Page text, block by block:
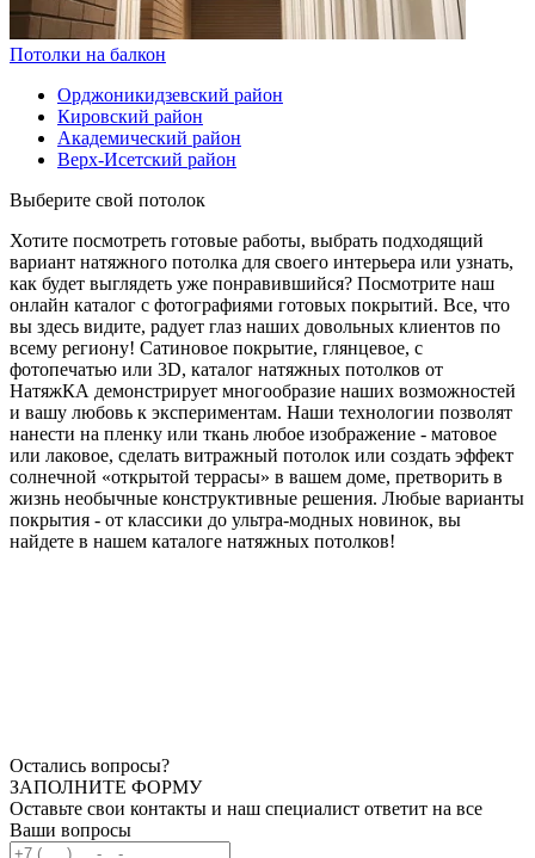
Потолки на балкон
Орджоникидзевский район
Кировский район
Академический район
Верх-Исетский район
Выберите свой потолок
Хотите посмотреть готовые работы, выбрать подходящий
вариант натяжного потолка для своего интерьера или узнать,
как будет выглядеть уже понравившийся? Посмотрите наш
онлайн каталог с фотографиями готовых покрытий. Все, что
вы здесь видите, радует глаз наших довольных клиентов по
всему региону! Сатиновое покрытие, глянцевое, с
фотопечатью или 3D, каталог натяжных потолков от
НатяжКА демонстрирует многообразие наших возможностей
и вашу любовь к экспериментам. Наши технологии позволят
нанести на пленку или ткань любое изображение - матовое
или лаковое, сделать витражный потолок или создать эффект
солнечной «открытой террасы» в вашем доме, претворить в
жизнь необычные конструктивные решения. Любые варианты
покрытия - от классики до ультра-модных новинок, вы
найдете в нашем каталоге натяжных потолков!
Остались вопросы?
ЗАПОЛНИТЕ ФОРМУ
Оставьте свои контакты и наш специалист ответит на все
Ваши вопросы